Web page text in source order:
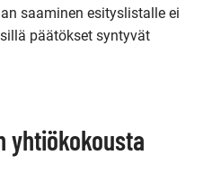
saaminen esityslistalle ei
päätökset syntyvät
yhtiökokousta